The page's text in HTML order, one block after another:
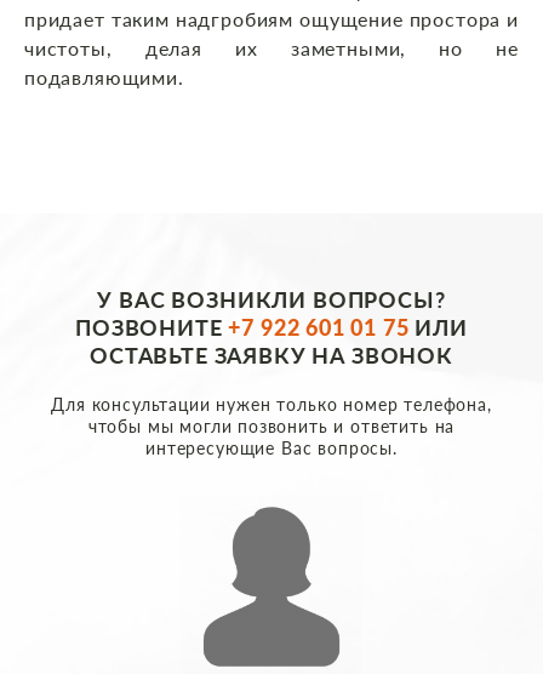
придает таким надгробиям ощущение простора и
чистоты, делая их заметными, но не
подавляющими.
У ВАС ВОЗНИКЛИ ВОПРОСЫ?
ПОЗВОНИТЕ+7 922 601 01 75 ИЛИ
ОСТАВЬТЕ ЗАЯВКУ НА ЗВОНОК
Для консультации нужен только номер телефона,
чтобы мы могли позвонить и ответить на
интересующие Вас вопросы.